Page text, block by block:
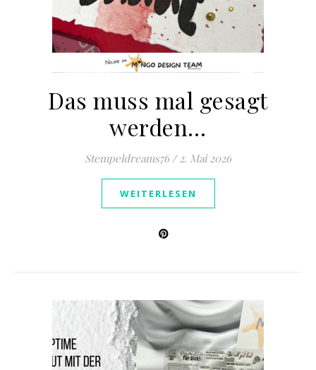
Das muss mal gesagt
werden…
Stempeldreams76 / 2. Mai 2026
WEITERLESEN